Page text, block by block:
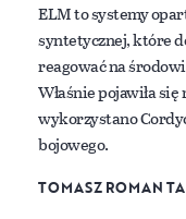
ELM to systemy
syntetycznej, które
reagować na
Właśnie pojawiła
wykorzystano
bojowego.
TOMASZ ROMAN